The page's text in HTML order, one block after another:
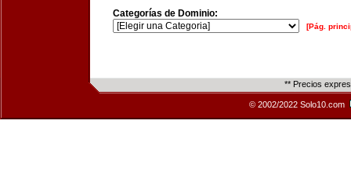
Categorías de Dominio:
[Pág.
** Precios
© 2002/2022 Solo10.com